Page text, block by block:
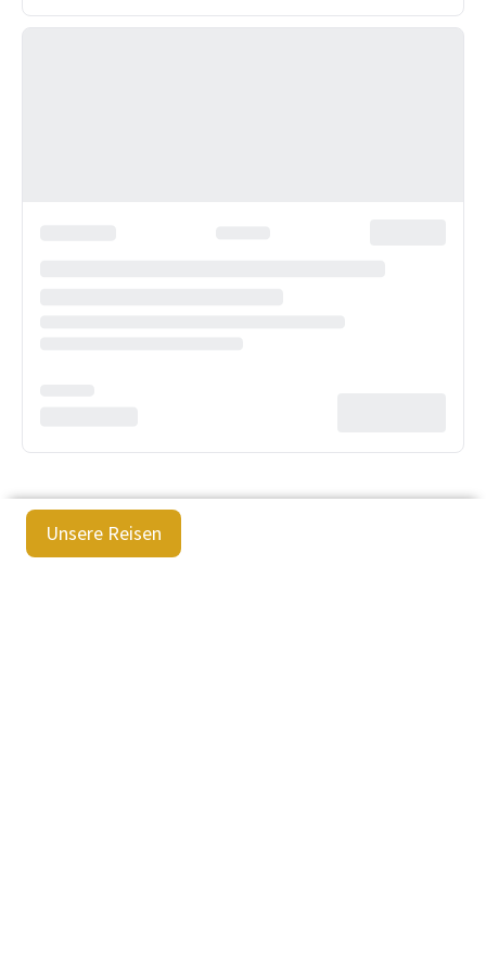
Unsere Reisen